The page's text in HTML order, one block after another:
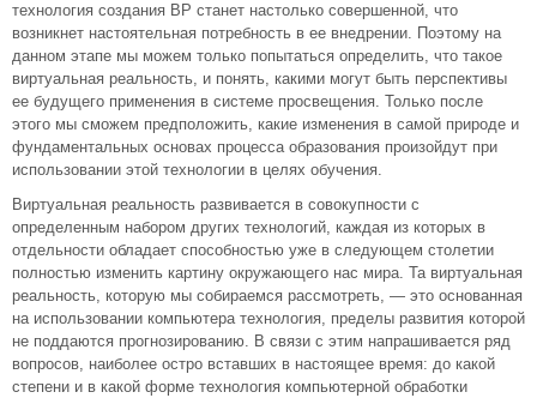
технология создания ВР станет настолько совершенной, что
возникнет настоятельная потребность в ее внедрении. Поэтому на
данном этапе мы можем только попытаться определить, что такое
виртуальная реальность, и понять, какими могут быть перспективы
ее будущего применения в системе просвещения. Только после
этого мы сможем предположить, какие изменения в самой природе и
фундаментальных основах процесса образования произойдут при
использовании этой технологии в целях обучения.
Виртуальная реальность развивается в совокупности с
определенным набором других технологий, каждая из которых в
отдельности обладает способностью уже в следующем столетии
полностью изменить картину окружающего нас мира. Та виртуальная
реальность, которую мы собираемся рассмотреть, — это основанная
на использовании компьютера технология, пределы развития которой
не поддаются прогнозированию. В связи с этим напрашивается ряд
вопросов, наиболее остро вставших в настоящее время: до какой
степени и в какой форме технология компьютерной обработки